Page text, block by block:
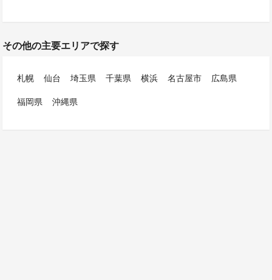
その他の主要エリアで探す
札幌 仙台 埼玉県 千葉県 横浜 名古屋市
広島県
福岡県
沖縄県